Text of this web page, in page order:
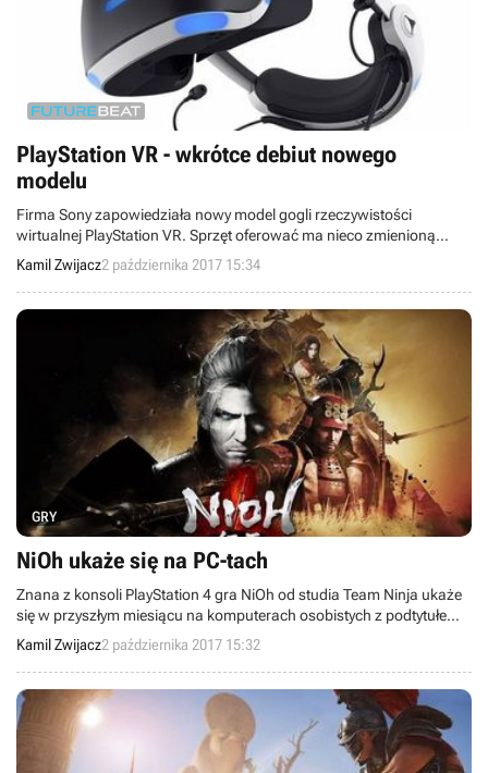
PlayStation VR - wkrótce debiut nowego
modelu
Firma Sony zapowiedziała nowy model gogli rzeczywistości
wirtualnej PlayStation VR. Sprzęt oferować ma nieco zmienioną
obudowę ze zintegrowanym kablem słuchawkowym oraz nową
jednostkę obliczeniową.
Kamil Zwijacz2 października 2017 15:34
GRY
NiOh ukaże się na PC-tach
Znana z konsoli PlayStation 4 gra NiOh od studia Team Ninja ukaże
się w przyszłym miesiącu na komputerach osobistych z podtytułem
Complete Edition - poinformowała firma Koei Tecmo.
Kamil Zwijacz2 października 2017 15:32